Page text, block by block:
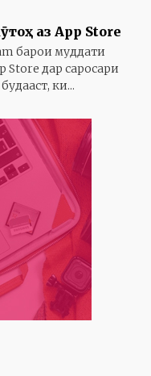
аз App Store
барои муддати
Store дар саросари
ки...